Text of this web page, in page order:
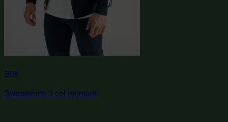
SR18
Sweatshirts à col montant